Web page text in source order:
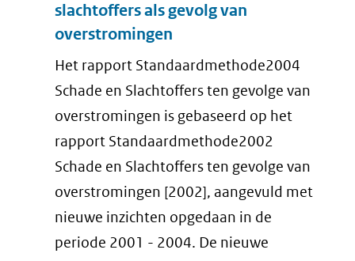
slachtoffers als gevolg van
overstromingen
Het rapport Standaardmethode2004
Schade en Slachtoffers ten gevolge van
overstromingen is gebaseerd op het
rapport Standaardmethode2002
Schade en Slachtoffers ten gevolge van
overstromingen [2002], aangevuld met
nieuwe inzichten opgedaan in de
periode 2001 - 2004. De nieuwe